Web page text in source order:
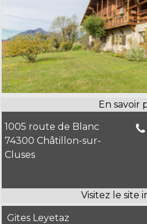
1005 route de Blanc
74300 Châtillon-sur-
Cluses
Gites Leyetaz